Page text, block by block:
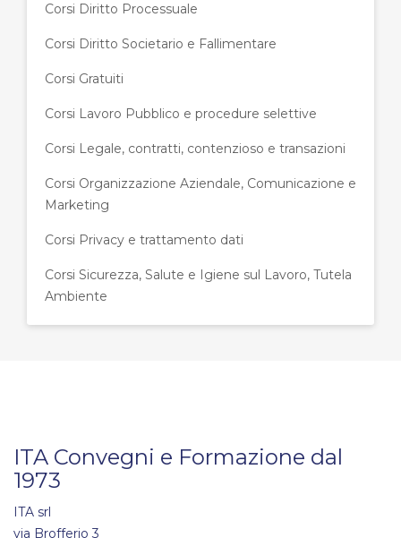
Corsi Diritto Processuale
Corsi Diritto Societario e Fallimentare
Corsi Gratuiti
Corsi Lavoro Pubblico e procedure selettive
Corsi Legale, contratti, contenzioso e transazioni
Corsi Organizzazione Aziendale, Comunicazione e
Marketing
Corsi Privacy e trattamento dati
Corsi Sicurezza, Salute e Igiene sul Lavoro, Tutela
Ambiente
ITA Convegni e Formazione dal
1973
ITA srl
via Brofferio 3